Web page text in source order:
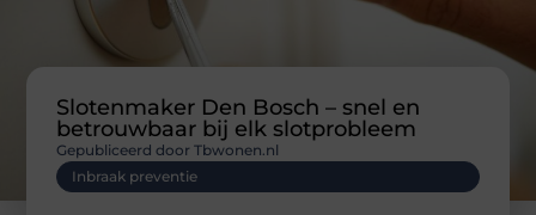
Slotenmaker Den Bosch – snel en
betrouwbaar bij elk slotprobleem
Inbraak preventie
Gepubliceerd door Tbwonen.nl